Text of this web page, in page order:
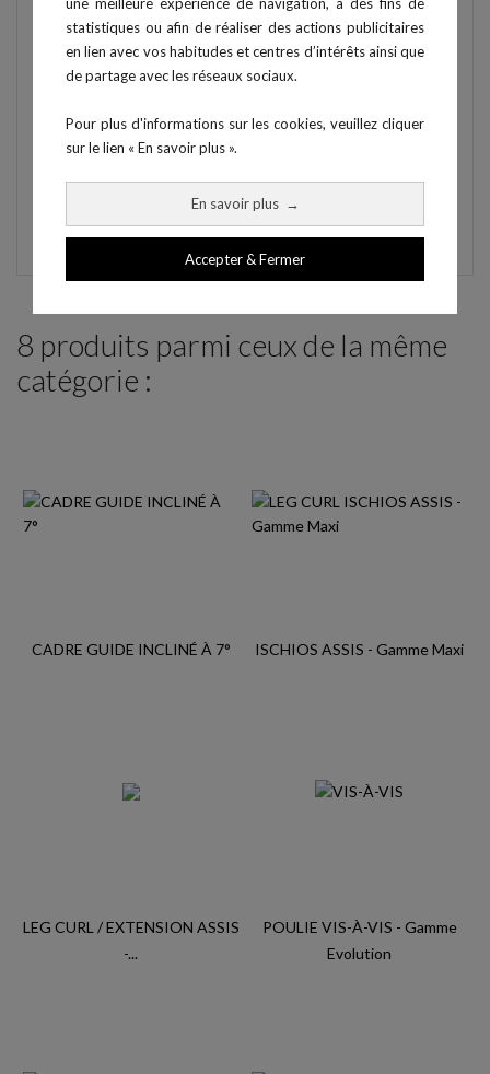
statistiques ou afin de réaliser des actions publicitaires
en lien avec vos habitudes et centres d’intérêts ainsi que
de partage avec les réseaux sociaux.
Pour plus d'informations sur les cookies, veuillez cliquer
sur le lien « En savoir plus ».
En savoir plus →
Accepter & Fermer
répondent à des exigences élevées en termes
biomécaniques. Les charges peuvent être augmentées
pour répondre aux attentes des pratiquants les plus
avertis.
Choix
En option, possibilité de choisir des couleurs différentes
de selleries (Kara Saphir en standard), et de demander à
ce que les selleries soient brodées avec vos logos.
8 produits parmi ceux de la même
catégorie :
CADRE GUIDE INCLINÉ À 7° ISCHIOS ASSIS - Gamme Maxi
LEG CURL / EXTENSION ASSIS
-...
POULIE VIS-À-VIS - Gamme
Evolution